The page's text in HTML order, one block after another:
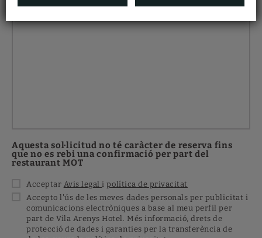
Comentaris...
Aquesta sol·licitud no té caràcter de reserva fins
que no es rebi una confirmació per part del
restaurant MOT
Acceptar Avis legalipolítica de privacitat
Accepto l'ús de les meves dades personals per publicitat i
comunicacions electròniques a base al meu perfil per
part de Vila Arenys Hotel. Més informació, drets de
protecció de dades i garanties per la transferència de